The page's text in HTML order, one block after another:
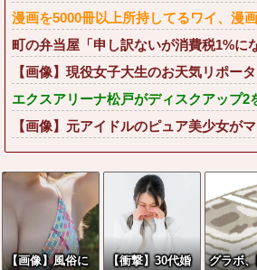
漫画を5000冊以上所持してるワイ、漫
町の弁当屋「申し訳ないが消費税1%に
【画像】現役女子大生のお天気リポー
エクスアリーナ松戸がディスクアップ2
【画像】元アイドルのピュア美少女が
【画像】風俗に
【衝撃】30代婚
グラボ